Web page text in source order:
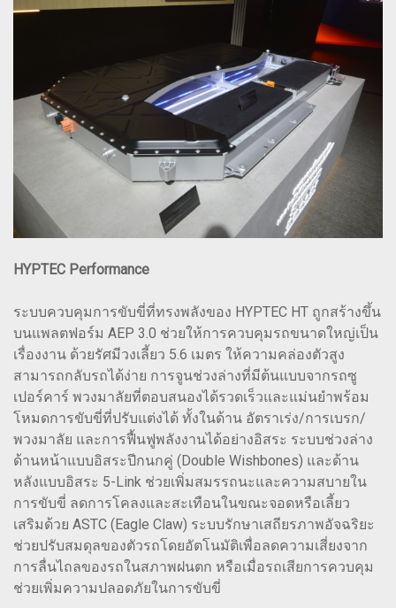
HYPTEC Performance
ระบบควบคุมการขับขี่ที่ทรงพลังของ HYPTEC HT ถูกสร้างขึ้น
บนแพลตฟอร์ม AEP 3.0 ช่วยให้การควบคุมรถขนาดใหญ่เป็น
เรื่องงาน ด้วยรัศมีวงเลี้ยว 5.6 เมตร ให้ความคล่องตัวสูง
สามารถกลับรถได้ง่าย การจูนช่วงล่างที่มีต้นแบบจากรถซู
เปอร์คาร์ พวงมาลัยที่ตอบสนองได้รวดเร็วและแม่นยำพร้อม
โหมดการขับขี่ที่ปรับแต่งได้ ทั้งในด้าน อัตราเร่ง/การเบรก/
พวงมาลัย และการฟื้นฟูพลังงานได้อย่างอิสระ ระบบช่วงล่าง
ด้านหน้าแบบอิสระปีกนกคู่ (Double Wishbones) และด้าน
หลังแบบอิสระ 5-Link ช่วยเพิ่มสมรรถนะและความสบายใน
การขับขี่ ลดการโคลงและสะเทือนในขณะจอดหรือเลี้ยว
เสริมด้วย ASTC (Eagle Claw) ระบบรักษาเสถียรภาพอัจฉริยะ
ช่วยปรับสมดุลของตัวรถโดยอัตโนมัติเพื่อลดความเสี่ยงจาก
การลื่นไถลของรถในสภาพฝนตก หรือเมื่อรถเสียการควบคุม
ช่วยเพิ่มความปลอดภัยในการขับขี่